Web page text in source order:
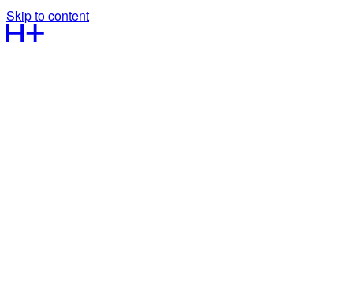
Skip to content